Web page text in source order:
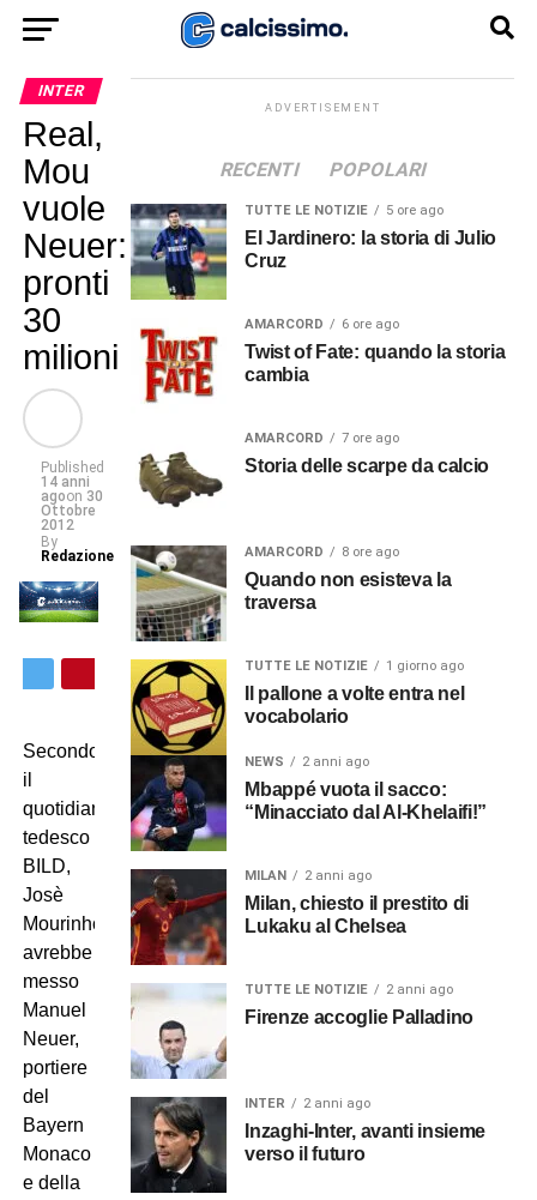
INTER
Real,
Mou
vuole
Neuer:
pronti
30
milioni
Published
14 anni
agoon 30
Ottobre
2012
By
Redazione
Secondo
il
quotidiano
tedesco
BILD,
Josè
Mourinho
avrebbe
messo
Manuel
Neuer,
portiere
del
Bayern
Monaco
e della
ADVERTISEMENT
RECENTI POPOLARI
TUTTE LE NOTIZIE 5 ore ago
El Jardinero: la storia di Julio
Cruz
AMARCORD 6 ore ago
Twist of Fate: quando la storia
cambia
AMARCORD 7 ore ago
Storia delle scarpe da calcio
AMARCORD 8 ore ago
Quando non esisteva la
traversa
TUTTE LE NOTIZIE 1 giorno ago
Il pallone a volte entra nel
vocabolario
NEWS 2 anni ago
Mbappé vuota il sacco:
“Minacciato dal Al-Khelaifi!”
MILAN 2 anni ago
Milan, chiesto il prestito di
Lukaku al Chelsea
TUTTE LE NOTIZIE 2 anni ago
Firenze accoglie Palladino
INTER 2 anni ago
Inzaghi-Inter, avanti insieme
verso il futuro